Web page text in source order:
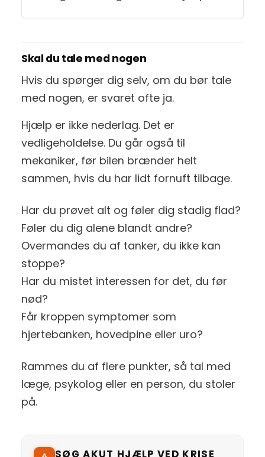
Skal du tale med nogen
Hvis du spørger dig selv, om du bør tale
med nogen, er svaret ofte ja.
Hjælp er ikke nederlag. Det er
vedligeholdelse. Du går også til
mekaniker, før bilen brænder helt
sammen, hvis du har lidt fornuft tilbage.
Har du prøvet alt og føler dig stadig flad?
Føler du dig alene blandt andre?
Overmandes du af tanker, du ikke kan
stoppe?
Har du mistet interessen for det, du før
nød?
Får kroppen symptomer som
hjertebanken, hovedpine eller uro?
Rammes du af flere punkter, så tal med
læge, psykolog eller en person, du stoler
på.